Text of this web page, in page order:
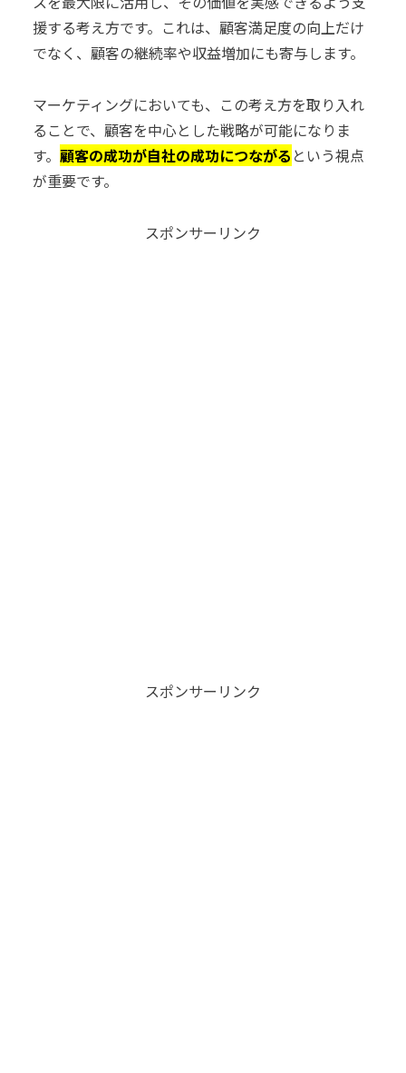
援する考え方です。これは、顧客満足度の向上だけ
でなく、顧客の継続率や収益増加にも寄与します。
マーケティングにおいても、この考え方を取り入れ
ることで、顧客を中心とした戦略が可能になりま
す。 顧客の成功が自社の成功につながる という視点
が重要です。
スポンサーリンク
スポンサーリンク